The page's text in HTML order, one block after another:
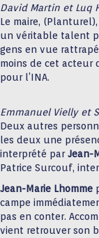
David Martin et Luq
Le maire,
un véritable talent
gens en vue
moins de cet acteur
pour l’INA.
Emmanuel Vielly et
Deux autres
les deux une
interprété parJean-
Patrice Surcouf,
Jean-Marie Lhomme
campe
pas en conter.
vient retrouver son